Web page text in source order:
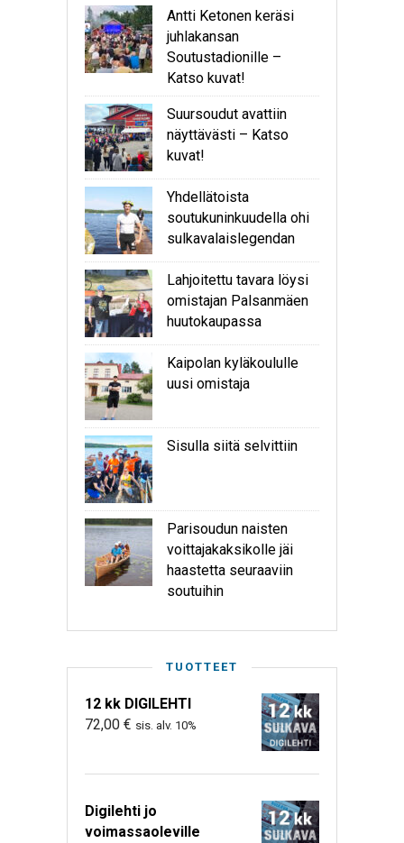
Antti Ketonen keräsi
juhlakansan
Soutustadionille –
Katso kuvat!
Suursoudut avattiin
näyttävästi – Katso
kuvat!
Yhdellätoista
soutukuninkuudella ohi
sulkavalaislegendan
Lahjoitettu tavara löysi
omistajan Palsanmäen
huutokaupassa
Kaipolan kyläkoululle
uusi omistaja
Sisulla siitä selvittiin
Parisoudun naisten
voittajakaksikolle jäi
haastetta seuraaviin
soutuihin
TUOTTEET
12 kk DIGILEHTI
72,00 € sis. alv. 10%
Digilehti jo
voimassaoleville